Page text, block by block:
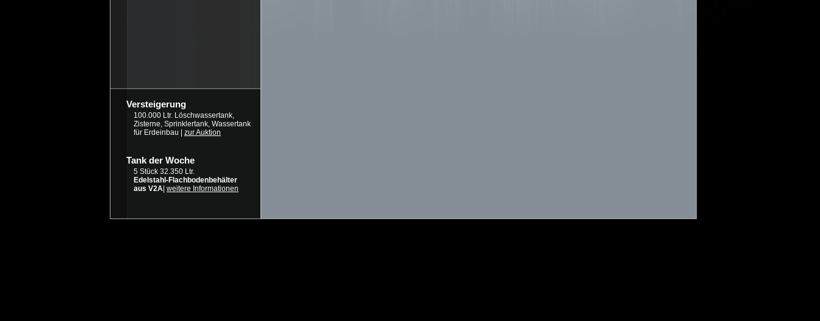
Versteigerung
100.000 Ltr. Löschwassertank,
Zisterne, Sprinklertank, Wassertank
für Erdeinbau | zur Auktion
Tank der Woche
5 Stück 32.350 Ltr.
Edelstahl-Flachbodenbehälter
aus V2A weitere Informationen